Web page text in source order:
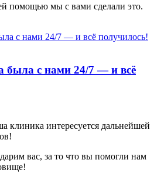
помощью мы с вами сделали это.
была с нами 24/7 — и всё
клиника интересуется дальнейшей
вас, за то что вы помогли нам